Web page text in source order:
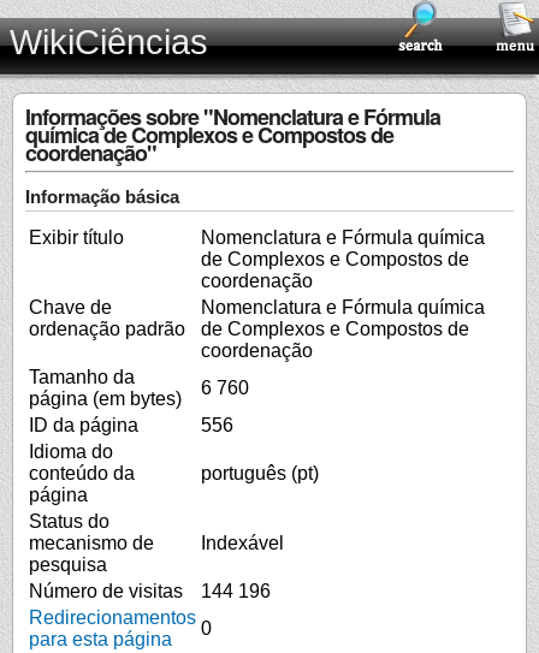
WikiCiências
Informações sobre "Nomenclatura e Fórmula
química de Complexos e Compostos de
coordenação"
Informação básica
Exibir título
Nomenclatura e Fórmula química
de Complexos e Compostos de
coordenação
Chave de
ordenação padrão
Nomenclatura e Fórmula química
de Complexos e Compostos de
coordenação
Tamanho da
página (em bytes)
6 760
ID da página
556
Idioma do
conteúdo da
página
português (pt)
Status do
mecanismo de
pesquisa
Indexável
Número de visitas
144 196
Redirecionamentos
para esta página
0